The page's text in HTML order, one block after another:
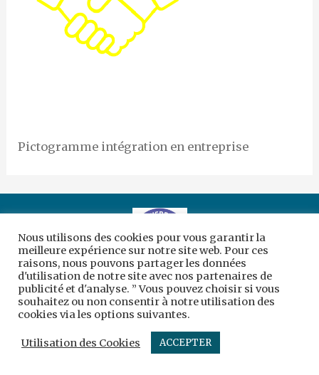
Pictogramme intégration en entreprise
Copyright © 2026 | Création : sc-designergraphique
Mentions légales
Nous utilisons des cookies pour vous garantir la
meilleure expérience sur notre site web. Pour ces
raisons, nous pouvons partager les données
d'utilisation de notre site avec nos partenaires de
publicité et d'analyse. ” Vous pouvez choisir si vous
souhaitez ou non consentir à notre utilisation des
cookies via les options suivantes.
Utilisation des Cookies ACCEPTER